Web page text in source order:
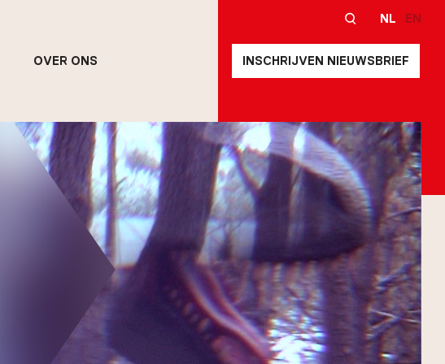
OVER ONS
NL EN
INSCHRIJVEN NIEUWSBRIEF